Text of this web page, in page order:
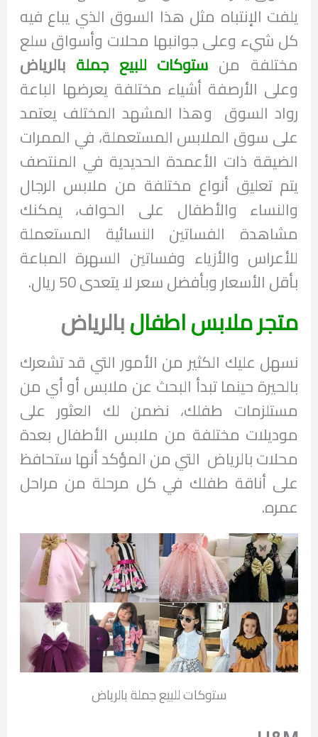
يلفت الإنتباه مثل هذا السوق الذي يباع فيه
كل شيء وعلى جوانبها محلات وأسواق سلع
مختلفة من ستوكات للبيع جملةبالرياض
وعلى الأرصفة أشياء مختلفة يعرضها الباعة
رواد السوق وهذا المشهد المختلف يعتمد
على سوق الملابس المستعملة، في الممرات
الضيقة ذات الأعمدة الحديدية في المنتصف
يتم تعليق أنواع مختلفة من ملابس الرجال
والنساء والأطفال على الحواف، يمكنك
مشاهدة الفساتين النسائية المستعملة
للأعراس والأزياء وفساتين السهرة المباعة
بأقل الأسعار وبأفضل سعر لا يتعدى 50 ريال.
متجر ملابس اطفالبالرياض
نسهل عليك الكثير من الأمور التي قد تشعرك
بالحيرة حينما تبدأ البحث عن ملابس أو أي من
مستلزمات طفلك، نضمن لك العثور على
موديلات مختلفة من ملابس الأطفال بعدة
محلات بالرياض التي من المؤكد أنها ستحافظ
على أناقة طفلك في كل مرحلة من مراحل
عمره.
ستوكات للبيع جملة بالرياض